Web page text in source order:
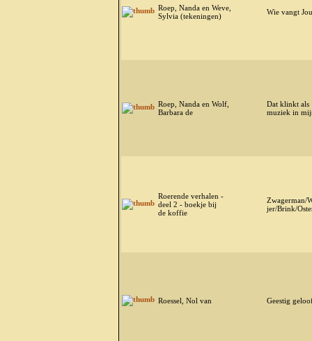
Roep, Nanda en Weve,
Sylvia (tekeningen)
Wie vangt
Roep, Nanda en Wolf,
Barbara de
Dat klinkt als
muziek in
Roerende verhalen -
deel 2 - boekje bij
de koffie
Zwagerman/
jer/Brink/
Roessel, Nol van Geestig